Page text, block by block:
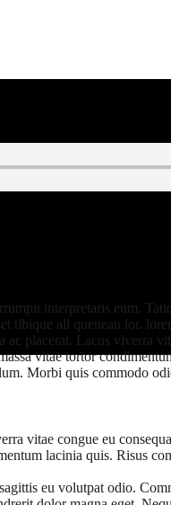
interpretaris eum.
ali quenean lor.
ac placerat. Lacus viverra
vitae tortor
Morbi quis commodo
vitae congue eu
lacinia quis. Risus
eu volutpat odio.